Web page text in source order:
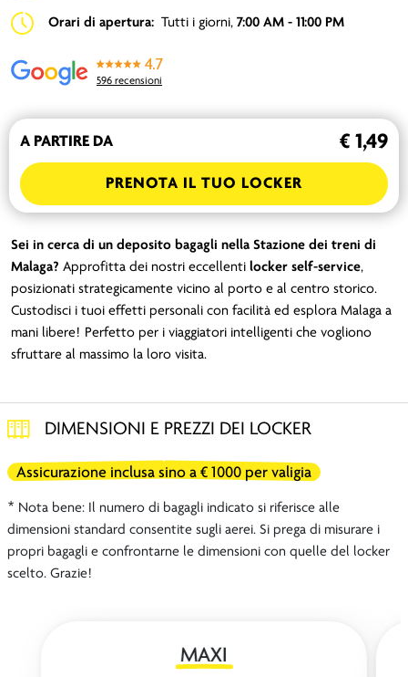
Orari di apertura: Tutti i giorni, 7:00 AM - 11:00 PM
4.7
596 recensioni
A PARTIRE DA € 1,49
PRENOTA IL TUO LOCKER
Sei in cerca di un deposito bagagli nella Stazione dei treni di
Malaga? Approfitta dei nostri eccellenti locker self-service,
posizionati strategicamente vicino al porto e al centro storico.
Custodisci i tuoi effetti personali con facilità ed esplora Malaga a
mani libere! Perfetto per i viaggiatori intelligenti che vogliono
sfruttare al massimo la loro visita.
DIMENSIONI E PREZZI DEI LOCKER
Assicurazione inclusa sino a € 1000 per valigia
* Nota bene: Il numero di bagagli indicato si riferisce alle
dimensioni standard consentite sugli aerei. Si prega di misurare i
propri bagagli e confrontarne le dimensioni con quelle del locker
scelto. Grazie!
MAXI